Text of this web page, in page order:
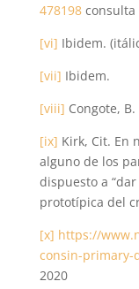
478198consulta
[vi] Ibidem.
[vii] Ibidem.
[viii] Congote, B.
[ix] Kirk, Cit. En
alguno de los
dispuesto a
prototípica del
[x] https://
consin-primary-
2020